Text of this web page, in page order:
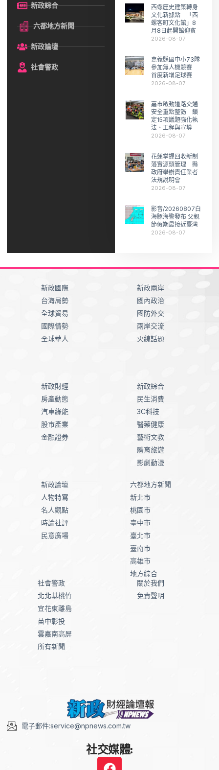
新政綜合
六都地方新聞
新政論壇
社會警政
西螺歷史建築轉身
文化新據點 「西
螺客町文化館」8
月8日起開館迎賓
2026-08-07
嘉義縣國中小73隊
參加無人機競賽
首度新增足球賽
2026-08-07
嘉市啟動道路交通
安全重點整飭 鎖
定15項議題強化執
法、工程與宣導
2026-08-07
花蓮掌握回收新制
落實源頭管理 縣
政府舉辦責任業者
法規說明會
2026-08-07
影音/20260807白
海豚海警發布 父親
節假期最接近臺灣
2026-08-07
新政國際
台海局勢
全球貿易
國際情勢
全球華人
新政兩岸
國內政治
國防外交
兩岸交流
火線話題
新政財經
房產動態
汽車綠能
股市產業
金融證券
新政綜合
民生消費
3C科技
醫藥健康
藝術文教
體育旅遊
影劇動漫
新政論壇
人物特寫
名人觀點
時論社評
民意廣場
六都地方新聞
新北市
桃園市
臺中市
臺北市
臺南市
高雄市
地方綜合
社會警政
北北基桃竹
宜花東離島
苗中彰投
雲嘉南高屏
所有新聞
關於我們
免責聲明
電子郵件:service@npnews.com.tw
社交媒體: